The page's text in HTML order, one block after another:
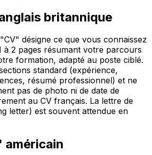
britannique
désigne ce que vous connaissez
à 2 pages résumant votre parcours
formation, adapté au poste ciblé.
standard (expérience,
résumé professionnel) et ne
pas de photo ni de date de
au CV français. La lettre de
letter) est souvent attendue en
américain